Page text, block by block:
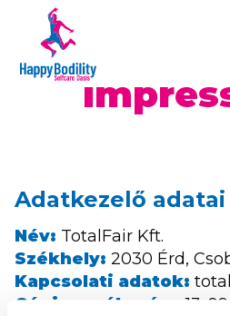
Happy Bodility Selfcare Oasis
Impresszum
Adatkezelő adatai
Név: TotalFair Kft.
Székhely: 2030 Érd,
Kapcsolati adatok:
Cégjegyzékszám:
13-